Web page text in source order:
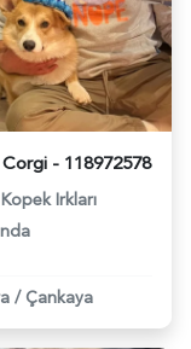
Corgi - 118972578
Irkları
/ Çankaya